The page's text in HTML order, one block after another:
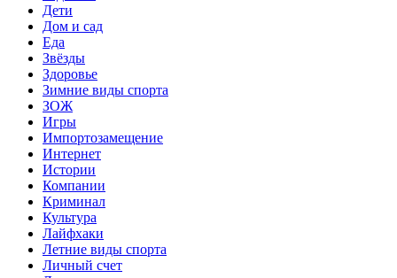
Дети
Дом и сад
Еда
Звёзды
Здоровье
Зимние виды спорта
ЗОЖ
Игры
Импортозамещение
Интернет
Истории
Компании
Криминал
Культура
Лайфхаки
Летние виды спорта
Личный счет